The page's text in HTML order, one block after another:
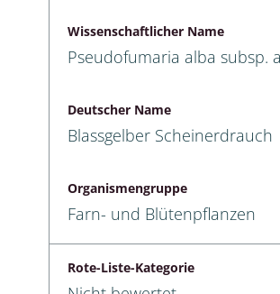
Wissenschaftlicher Name
Pseudofumaria alba subsp.
Deutscher Name
Blassgelber Scheinerdrauch
Organismengruppe
Farn- und Blütenpflanzen
Rote-Liste-Kategorie